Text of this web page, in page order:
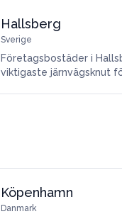
Hallsberg
Sverige
Företagsbostäder i
viktigaste järnvägsknut
Köpenhamn
Danmark